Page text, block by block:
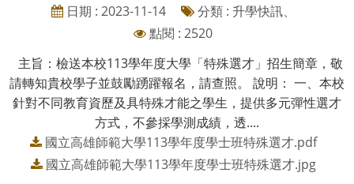
日期 : 2023-11-14
分類 : 升學快訊、
點閱 : 2520
主旨：檢送本校113學年度大學「特殊選才」招生簡章，敬
請轉知貴校學子並鼓勵踴躍報名，請查照。 說明： 一、本校
針對不同教育資歷及具特殊才能之學生，提供多元彈性選才
方式，不參採學測成績，透....
國立高雄師範大學113學年度學士班特殊選才.pdf
國立高雄師範大學113學年度學士班特殊選才.jpg